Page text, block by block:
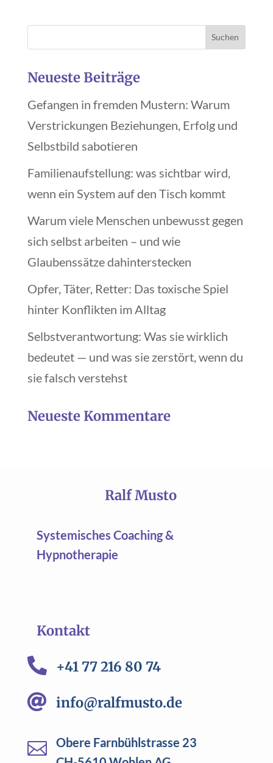
Neueste Beiträge
Gefangen in fremden Mustern: Warum
Verstrickungen Beziehungen, Erfolg und
Selbstbild sabotieren
Familienaufstellung: was sichtbar wird,
wenn ein System auf den Tisch kommt
Warum viele Menschen unbewusst gegen
sich selbst arbeiten – und wie
Glaubenssätze dahinterstecken
Opfer, Täter, Retter: Das toxische Spiel
hinter Konflikten im Alltag
Selbstverantwortung: Was sie wirklich
bedeutet — und was sie zerstört, wenn du
sie falsch verstehst
Neueste Kommentare
Ralf Musto
Systemisches Coaching &
Hypnotherapie
Kontakt
 +41 77 216 80 74
 info@ralfmusto.de

Obere Farnbühlstrasse 23